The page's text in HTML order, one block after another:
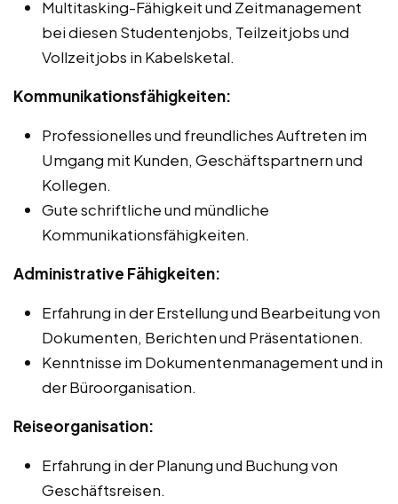
Multitasking-Fähigkeit und Zeitmanagement
bei diesen Studentenjobs, Teilzeitjobs und
Vollzeitjobs in Kabelsketal.
Kommunikationsfähigkeiten:
Professionelles und freundliches Auftreten im
Umgang mit Kunden, Geschäftspartnern und
Kollegen.
Gute schriftliche und mündliche
Kommunikationsfähigkeiten.
Administrative Fähigkeiten:
Erfahrung in der Erstellung und Bearbeitung von
Dokumenten, Berichten und Präsentationen.
Kenntnisse im Dokumentenmanagement und in
der Büroorganisation.
Reiseorganisation:
Erfahrung in der Planung und Buchung von
Geschäftsreisen.